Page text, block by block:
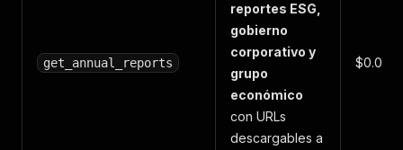
get_annual_reports
reportes ESG,
gobierno
corporativo y
grupo
económico
con URLs
descargables a
$0.001